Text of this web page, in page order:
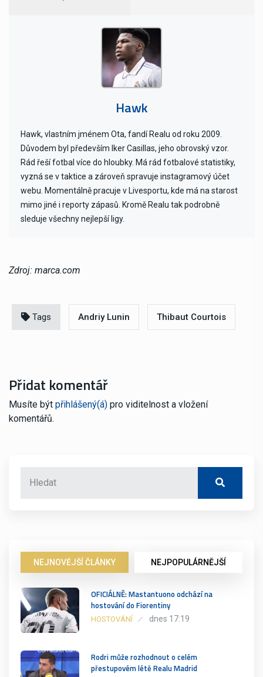
Hawk
Hawk, vlastním jménem Ota, fandí Realu od roku 2009.
Důvodem byl především Iker Casillas, jeho obrovský vzor.
Rád řeší fotbal více do hloubky. Má rád fotbalové statistiky,
vyzná se v taktice a zároveň spravuje instagramový účet
webu. Momentálně pracuje v Livesportu, kde má na starost
mimo jiné i reporty zápasů. Kromě Realu tak podrobně
sleduje všechny nejlepší ligy.
Zdroj: marca.com
Tags Andriy Lunin Thibaut Courtois
Přidat komentář
Musíte být přihlášený(á) pro viditelnost a vložení
komentářů.
NEJNOVĚJŠÍ ČLÁNKY NEJPOPULÁRNĚJŠÍ
OFICIÁLNĚ: Mastantuono odchází na
hostování do Fiorentiny
HOSTOVÁNÍ dnes 17:19
Rodri může rozhodnout o celém
přestupovém létě Realu Madrid